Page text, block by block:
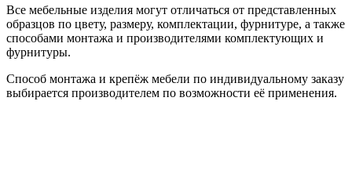
Все мебельные изделия могут отличаться от представленных
образцов по цвету, размеру, комплектации, фурнитуре, а также
способами монтажа и производителями комплектующих и
фурнитуры.
Способ монтажа и крепёж мебели по индивидуальному заказу
выбирается производителем по возможности её применения.